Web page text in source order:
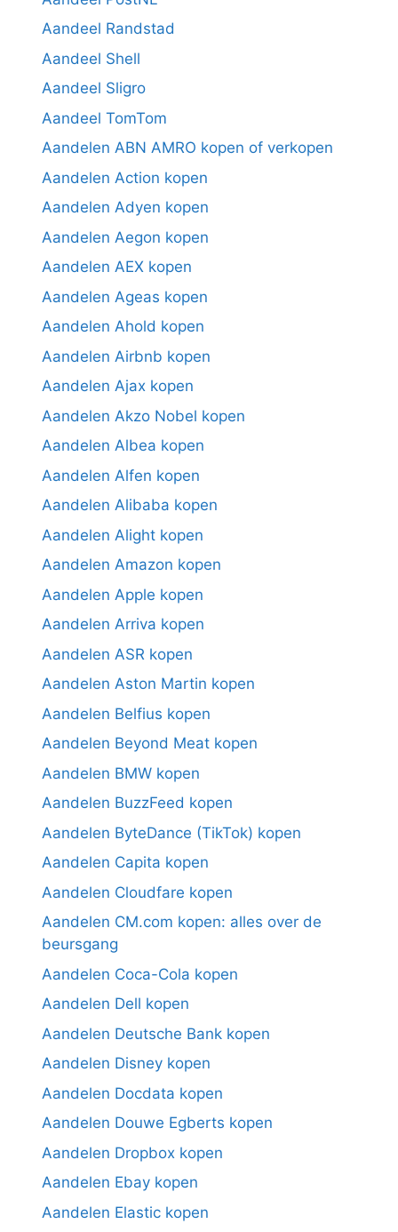
Aandeel Randstad
Aandeel Shell
Aandeel Sligro
Aandeel TomTom
Aandelen ABN AMRO kopen of verkopen
Aandelen Action kopen
Aandelen Adyen kopen
Aandelen Aegon kopen
Aandelen AEX kopen
Aandelen Ageas kopen
Aandelen Ahold kopen
Aandelen Airbnb kopen
Aandelen Ajax kopen
Aandelen Akzo Nobel kopen
Aandelen Albea kopen
Aandelen Alfen kopen
Aandelen Alibaba kopen
Aandelen Alight kopen
Aandelen Amazon kopen
Aandelen Apple kopen
Aandelen Arriva kopen
Aandelen ASR kopen
Aandelen Aston Martin kopen
Aandelen Belfius kopen
Aandelen Beyond Meat kopen
Aandelen BMW kopen
Aandelen BuzzFeed kopen
Aandelen ByteDance (TikTok) kopen
Aandelen Capita kopen
Aandelen Cloudfare kopen
Aandelen CM.com kopen: alles over de
beursgang
Aandelen Coca-Cola kopen
Aandelen Dell kopen
Aandelen Deutsche Bank kopen
Aandelen Disney kopen
Aandelen Docdata kopen
Aandelen Douwe Egberts kopen
Aandelen Dropbox kopen
Aandelen Ebay kopen
Aandelen Elastic kopen